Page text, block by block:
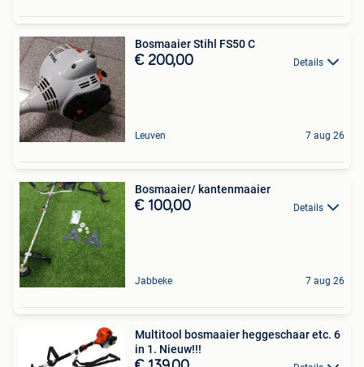
Bosmaaier Stihl FS50 C
€ 200,00 Details
Leuven 7 aug 26
Bosmaaier/ kantenmaaier
€ 100,00 Details
Jabbeke 7 aug 26
Multitool bosmaaier heggeschaar etc. 6
in 1. Nieuw!!!